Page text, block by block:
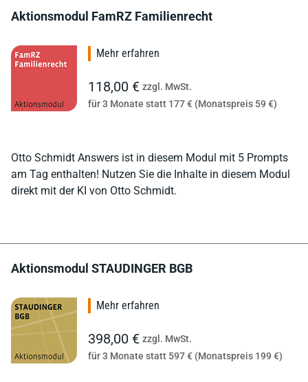
Aktionsmodul FamRZ Familienrecht
Otto Schmidt Answers ist in diesem Modul mit 5 Prompts
am Tag enthalten! Nutzen Sie die Inhalte in diesem Modul
direkt mit der KI von Otto Schmidt.
Mehr erfahren
118,00 € zzgl. MwSt.
für 3 Monate statt 177 € (Monatspreis 59 €)
Aktionsmodul STAUDINGER BGB
Mehr erfahren
398,00 € zzgl. MwSt.
für 3 Monate statt 597 € (Monatspreis 199 €)